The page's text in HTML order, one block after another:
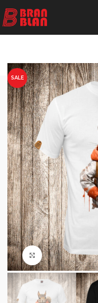
SALE
Click to enlarge